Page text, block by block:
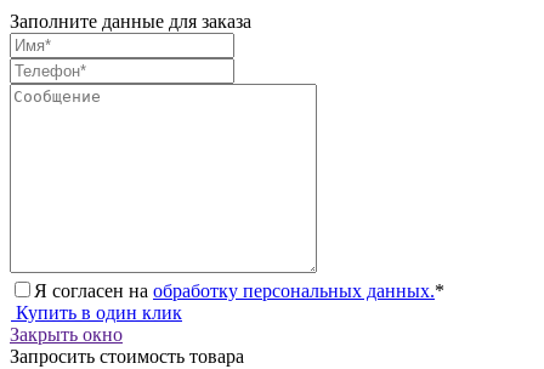
Заполните данные для заказа
Я согласен на обработку персональных данных.*
Купить в один клик
Закрыть окно
Запросить стоимость товара